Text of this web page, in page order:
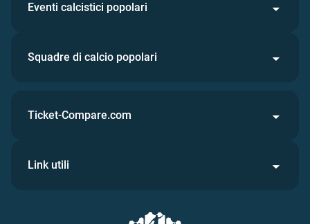
Eventi calcistici popolari
Squadre di calcio popolari
Ticket-Compare.com
Link utili